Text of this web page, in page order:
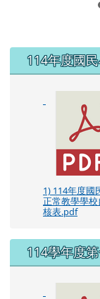
左邊區域
114年度國
1) 114年度國
正常教學學
核表.pdf
114學年度